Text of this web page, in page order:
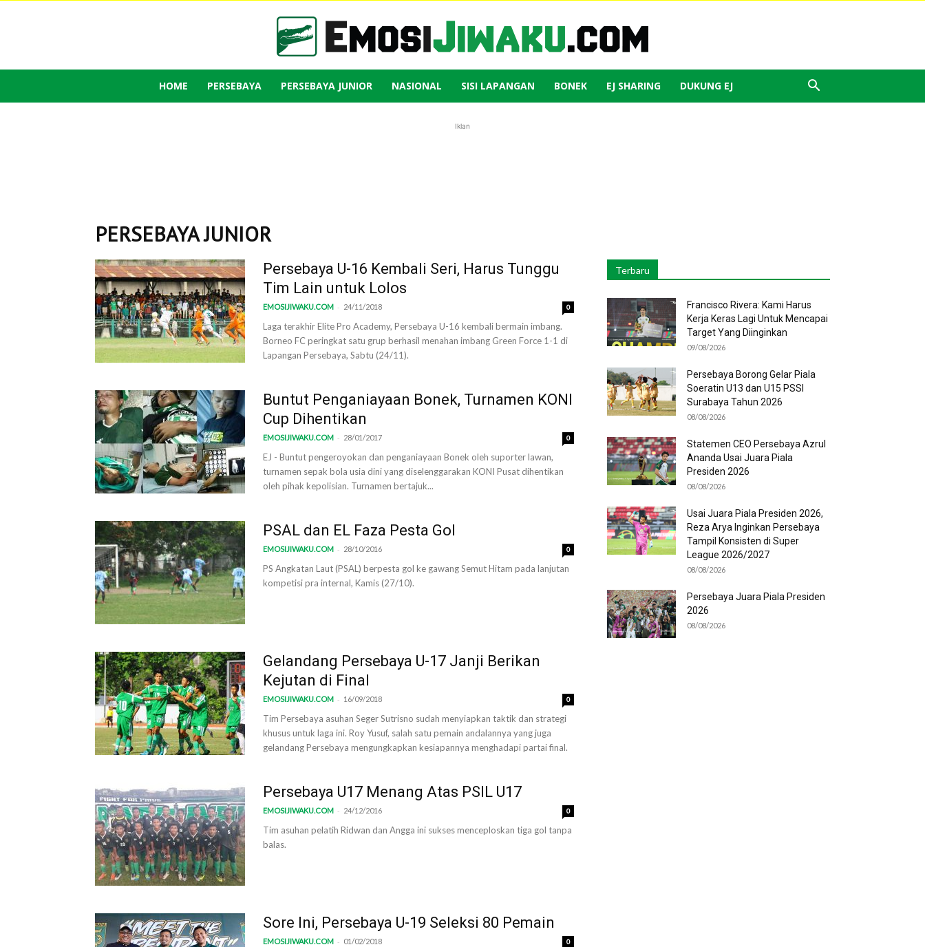
Emosi
HOME PERSEBAYA PERSEBAYA JUNIOR NASIONAL SISI LAPANGAN BONEK EJ SHARING DUKUNG EJ
Iklan
PERSEBAYA JUNIOR
Persebaya U-16 Kembali Seri, Harus Tunggu
Tim Lain untuk Lolos
EMOSIJIWAKU.COM - 24/11/2018 0
Laga terakhir Elite Pro Academy, Persebaya U-16 kembali bermain imbang.
Borneo FC peringkat satu grup berhasil menahan imbang Green Force 1-1 di
Lapangan Persebaya, Sabtu (24/11).
Buntut Penganiayaan Bonek, Turnamen KONI
Cup Dihentikan
EMOSIJIWAKU.COM - 28/01/2017 0
EJ - Buntut pengeroyokan dan penganiayaan Bonek oleh suporter lawan,
turnamen sepak bola usia dini yang diselenggarakan KONI Pusat dihentikan
oleh pihak kepolisian. Turnamen bertajuk...
PSAL dan EL Faza Pesta Gol
EMOSIJIWAKU.COM - 28/10/2016 0
PS Angkatan Laut (PSAL) berpesta gol ke gawang Semut Hitam pada lanjutan
kompetisi pra internal, Kamis (27/10).
Gelandang Persebaya U-17 Janji Berikan
Kejutan di Final
EMOSIJIWAKU.COM - 16/09/2018 0
Tim Persebaya asuhan Seger Sutrisno sudah menyiapkan taktik dan strategi
khusus untuk laga ini. Roy Yusuf, salah satu pemain andalannya yang juga
gelandang Persebaya mengungkapkan kesiapannya menghadapi partai final.
Persebaya U17 Menang Atas PSIL U17
EMOSIJIWAKU.COM - 24/12/2016 0
Tim asuhan pelatih Ridwan dan Angga ini sukses menceploskan tiga gol tanpa
balas.
Sore Ini, Persebaya U-19 Seleksi 80 Pemain
EMOSIJIWAKU.COM - 01/02/2018 0
Terbaru
Francisco Rivera: Kami Harus
Kerja Keras Lagi Untuk Mencapai
Target Yang Diinginkan
09/08/2026
Persebaya Borong Gelar Piala
Soeratin U13 dan U15 PSSI
Surabaya Tahun 2026
08/08/2026
Statemen CEO Persebaya Azrul
Ananda Usai Juara Piala
Presiden 2026
08/08/2026
Usai Juara Piala Presiden 2026,
Reza Arya Inginkan Persebaya
Tampil Konsisten di Super
League 2026/2027
08/08/2026
Persebaya Juara Piala Presiden
2026
08/08/2026